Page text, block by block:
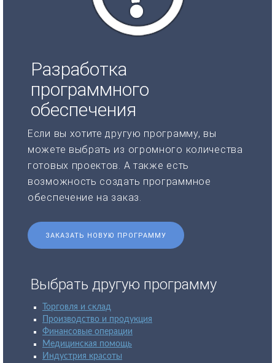
Разработка
программного
обеспечения
Если вы хотите другую программу, вы
можете выбрать из огромного количества
готовых проектов. А также есть
возможность создать программное
обеспечение на заказ.
ЗАКАЗАТЬ НОВУЮ ПРОГРАММУ
Выбрать другую программу
Торговля и склад
Производство и продукция
Финансовые операции
Медицинская помощь
Индустрия красоты